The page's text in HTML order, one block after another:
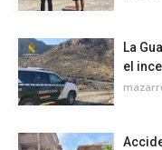
La
el